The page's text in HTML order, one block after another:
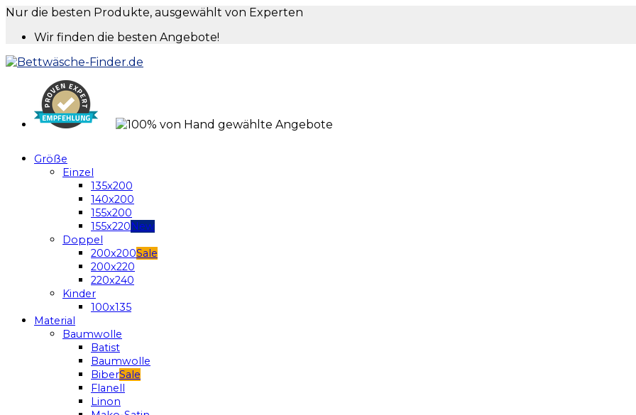
Nur die besten Produkte, ausgewählt von Experten
Wir finden die besten Angebote!
Größe
Einzel
135x200
140x200
155x200
155x220
Doppel
200x200
200x220
220x240
Kinder
100x135
Material
Baumwolle
Batist
Baumwolle
Biber
Flanell
Linon